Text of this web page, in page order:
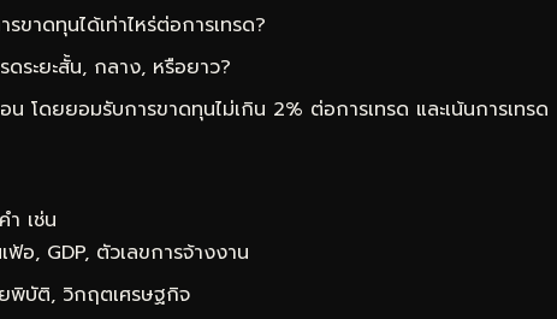
ขาดทุนได้เท่าไหร่ต่อการเทรด?
ดระยะสั้น, กลาง, หรือยาว?
โดยยอมรับการขาดทุนไม่เกิน 2% ต่อการเทรด และเน้นการเทรด
ำ เช่น
ฟ้อ, GDP, ตัวเลขการจ้างงาน
พิบัติ, วิกฤตเศรษฐกิจ